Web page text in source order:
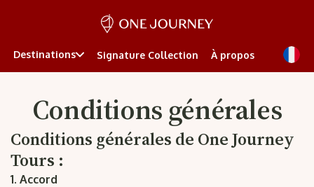
Destinations Signature Collection À propos
Conditions générales
Conditions générales de One Journey
Tours :
Accord